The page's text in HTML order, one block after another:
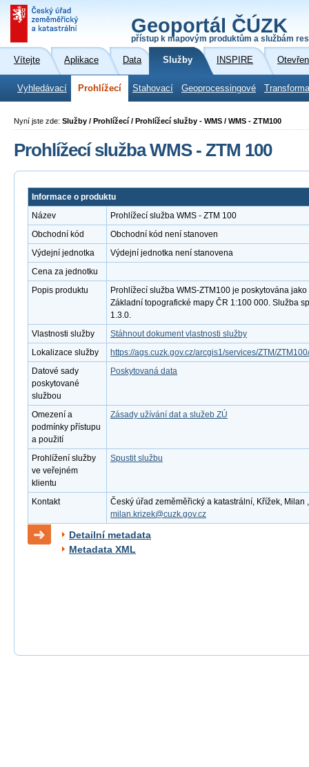
Geoportál ČÚZK
přístup k mapovým produktům a službám
Vítejte Aplikace Data Služby INSPIRE
Vyhledávací Prohlížecí Stahovací Geoprocessingové
Nyní jste zde: Služby / Prohlížecí / Prohlížecí služby - WMS / WMS - ZTM100
Prohlížecí služba WMS - ZTM 100
Informace o produktu
Název
Prohlížecí služba WMS - ZTM 100
Obchodní kód
Obchodní kód není stanoven
Výdejní jednotka
Výdejní jednotka není stanovena
Cena za jednotku
Popis produktu
Prohlížecí služba WMS-ZTM100 je poskytována
Základní topografické mapy ČR 1:100 000. Služba
1.3.0.
Vlastnosti služby
Stáhnout dokument vlastnosti služby
Lokalizace služby
https://ags.cuzk.gov.cz/arcgis1/services/ZTM/
Datové sady
poskytované
službou
Poskytovaná data
Omezení a
podmínky přístupu
a použití
Zásady užívání dat a služeb ZÚ
Prohlížení služby
ve veřejném
klientu
Spustit službu
Kontakt
Český úřad zeměměřický a katastrální, Křížek, Milan
milan.krizek@cuzk.gov.cz
Detailní metadata
Metadata XML